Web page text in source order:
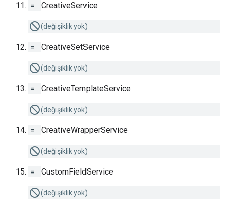
= CreativeService
(değişiklik yok)
= CreativeSetService
(değişiklik yok)
= CreativeTemplateService
(değişiklik yok)
= CreativeWrapperService
(değişiklik yok)
= CustomFieldService
(değişiklik yok)